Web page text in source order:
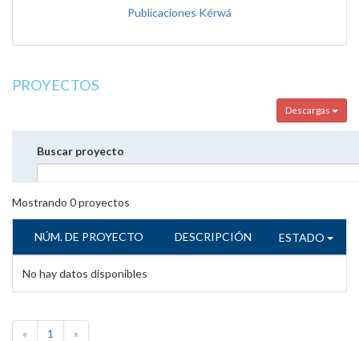
Publicaciones Kérwá
PROYECTOS
Descargas
Buscar proyecto
Mostrando 0proyectos
NÚM. DE PROYECTO DESCRIPCIÓN ESTADO
No hay datos disponibles
« 1 »